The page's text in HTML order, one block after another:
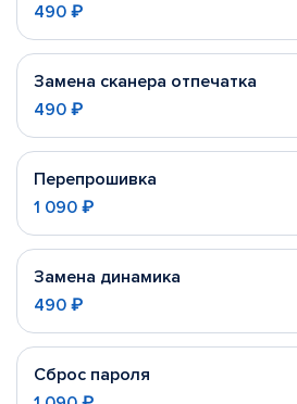
490 ₽
Замена сканера отпечатка
490 ₽
Перепрошивка
1 090 ₽
Замена динамика
490 ₽
Сброс пароля